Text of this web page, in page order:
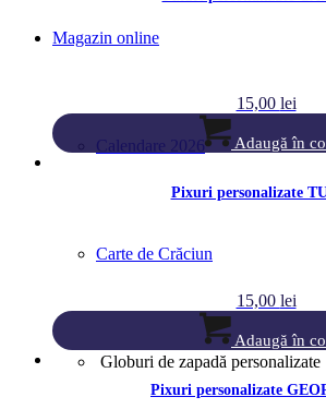
Magazin online
Calendare 2026
Carte de Crăciun
Globuri de zapadă personalizate
15,00 lei
Adaugă în
Pixuri personalizate
15,00 lei
Adaugă în
Pixuri personalizate